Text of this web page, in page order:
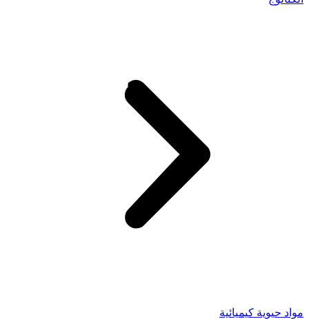
مواد حيوية كيميائية